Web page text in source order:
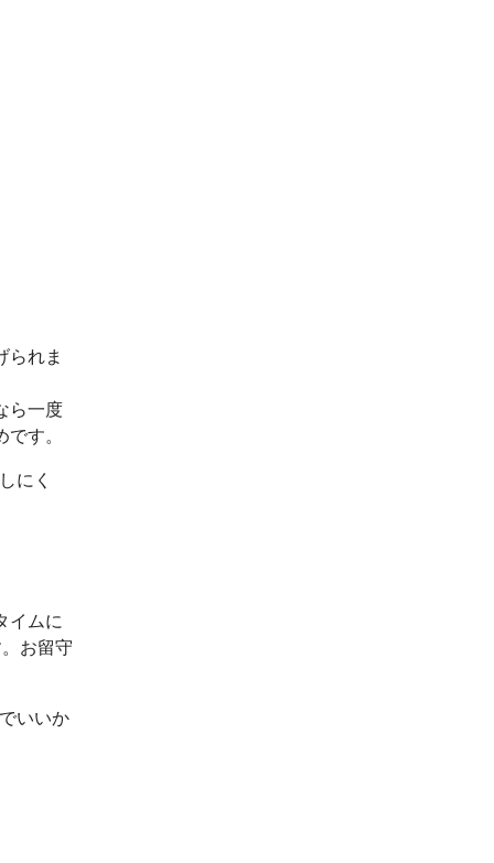
られま
ら一度
す。
にく
イムに
お留守
いいか